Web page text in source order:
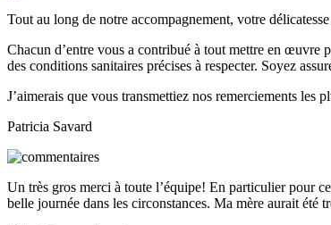
Tout au long de notre accompagnement, votre
Chacun d’entre vous a contribué à tout mettre en œuvre
des conditions sanitaires précises à respecter. Soyez
J’aimerais que vous transmettiez nos remerciements les
Patricia Savard
Un très gros merci à toute l’équipe! En particulier pour
belle journée dans les circonstances. Ma mère aurait été